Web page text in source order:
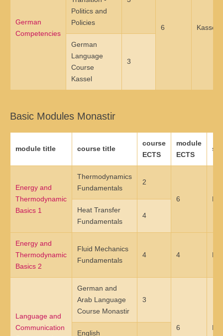
Qualitätsmanagement in Entwicklung, Planung, Produktion und
Lieferkette
Informationsmanagement in Produktion und Logistik
Studienprogramme Energie-Bauen-Umwelt
Betriebswirtschaft des ÖPNV
Planspiel Produktionssteuerung und Logistik
Übersicht
Kompetenzbasiertes Projektmanagement
German
Competencies
Politics and
Policies
6 Kassel
German
Language
Course
Kassel
3
Basic Modules Monastir
module title course title
course
ECTS
module
ECTS
Energy and
Thermodynamic
Basics 1
Thermodynamics
Fundamentals
2
6
Heat Transfer
Fundamentals
4
Energy and
Thermodynamic
Basics 2
Fluid Mechanics
Fundamentals
4 4
Language and
Communication
German and
Arab Language
Course Monastir
3
6
English